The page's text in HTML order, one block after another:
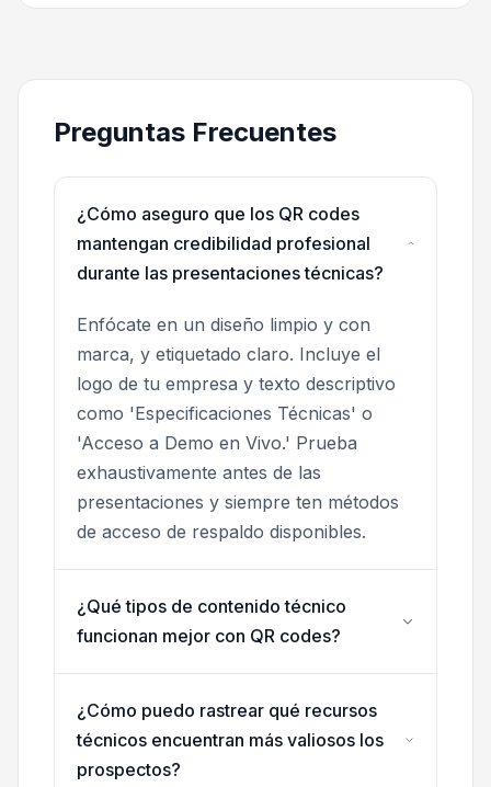
Preguntas Frecuentes
¿Cómo aseguro que los QR codes
mantengan credibilidad profesional
durante las presentaciones técnicas?
Enfócate en un diseño limpio y con
marca, y etiquetado claro. Incluye el
logo de tu empresa y texto descriptivo
como 'Especificaciones Técnicas' o
'Acceso a Demo en Vivo.' Prueba
exhaustivamente antes de las
presentaciones y siempre ten métodos
de acceso de respaldo disponibles.
¿Qué tipos de contenido técnico
funcionan mejor con QR codes?
¿Cómo puedo rastrear qué recursos
técnicos encuentran más valiosos los
prospectos?